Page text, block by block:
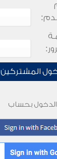
المشتركين
الدخول بحساب